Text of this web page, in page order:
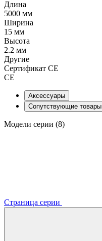
Длина
5000 мм
Ширина
15 мм
Высота
2.2 мм
Другие
Сертификат CE
CE
Аксессуары
Сопутствующие товары
Модели серии (8)
Страница серии